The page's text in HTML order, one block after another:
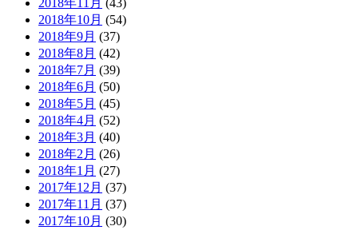
2018年11月 (43)
2018年10月 (54)
2018年9月 (37)
2018年8月 (42)
2018年7月 (39)
2018年6月 (50)
2018年5月 (45)
2018年4月 (52)
2018年3月 (40)
2018年2月 (26)
2018年1月 (27)
2017年12月 (37)
2017年11月 (37)
2017年10月 (30)